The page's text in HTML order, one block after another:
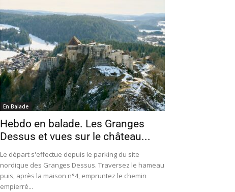
En Balade
Hebdo en balade. Les Granges
Dessus et vues sur le château...
Le départ s'effectue depuis le parking du site
nordique des Granges Dessus. Traversez le hameau
puis, après la maison n°4, empruntez le chemin
empierré...